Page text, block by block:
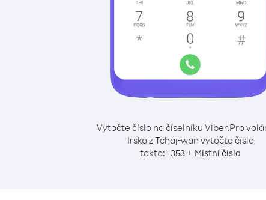
Vytočte číslo na číselníku Viber.Pro
Irsko z Tchaj-wan vytočte číslo
takto:+353 + Místní číslo